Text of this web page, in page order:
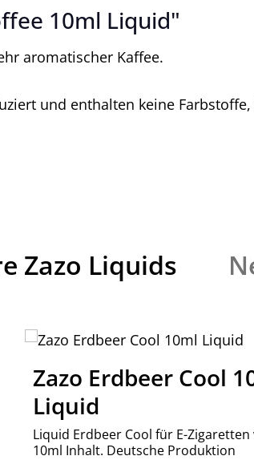
10ml Liquid"
aromatischer Kaffee.
und enthalten keine
Zazo Liquids
Zazo Erdbeer Cool
Liquid
Liquid Erdbeer Cool für E-Zigaretten
10ml Inhalt. Deutsche Produktion